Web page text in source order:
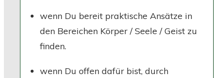
wenn Du bereit praktische Ansätze in
den Bereichen Körper / Seele / Geist zu
finden.
wenn Du offen dafür bist, durch